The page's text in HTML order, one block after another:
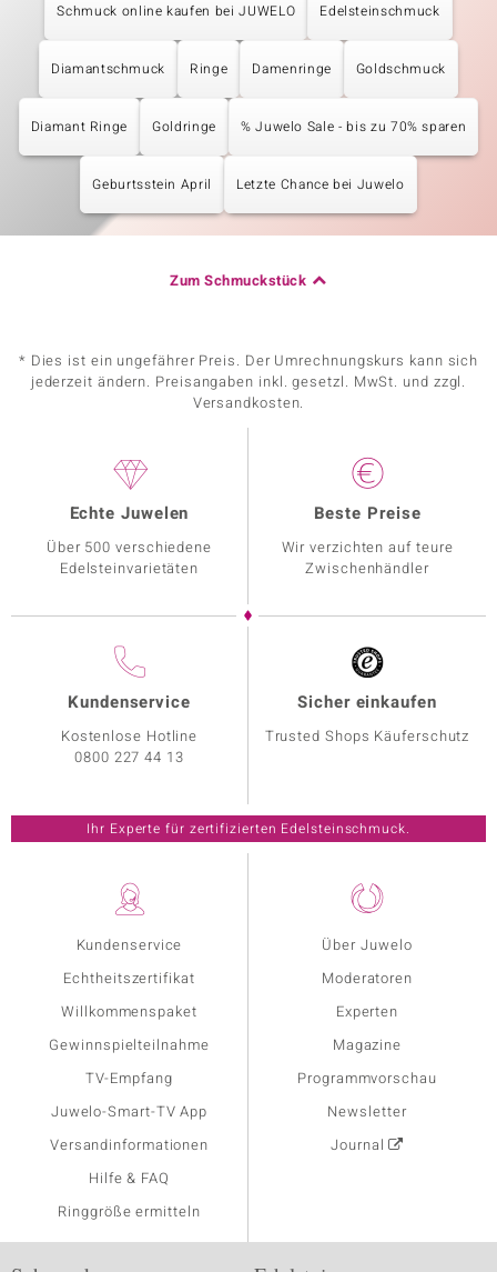
Schmuck online kaufen bei JUWELO Edelsteinschmuck
Diamantschmuck Ringe Damenringe Goldschmuck
Diamant Ringe Goldringe % Juwelo Sale - bis zu 70% sparen
Geburtsstein April Letzte Chance bei Juwelo
Zum Schmuckstück
* Dies ist ein ungefährer Preis. Der Umrechnungskurs kann sich
jederzeit ändern. Preisangaben inkl. gesetzl. MwSt. und zzgl.
Versandkosten.
Kundenservice
Echtheitszertifikat
Willkommenspaket
Gewinnspielteilnahme
TV-Empfang
Juwelo-Smart-TV App
Versandinformationen
Hilfe & FAQ
Ringgröße ermitteln
Über Juwelo
Moderatoren
Experten
Magazine
Programmvorschau
Newsletter
Journal
Echte Juwelen
Über 500 verschiedene
Edelsteinvarietäten
Beste Preise
Wir verzichten auf teure
Zwischenhändler
Kundenservice
Kostenlose Hotline
0800 227 44 13
Sicher einkaufen
Trusted Shops Käuferschutz
Ihr Experte für zertifizierten Edelsteinschmuck.